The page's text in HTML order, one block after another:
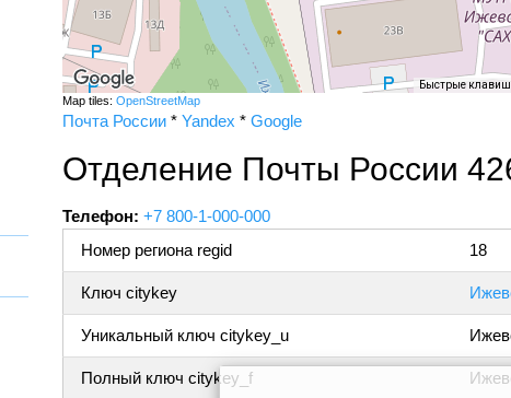
Быстрые
Map tiles: OpenStreetMap
Почта России * Yandex * Google
Отделение Почты России
Телефон: +7 800-1-000-000
Номер региона regid
18
Ключ citykey
Уникальный ключ citykey_u
Полный ключ citykey_f